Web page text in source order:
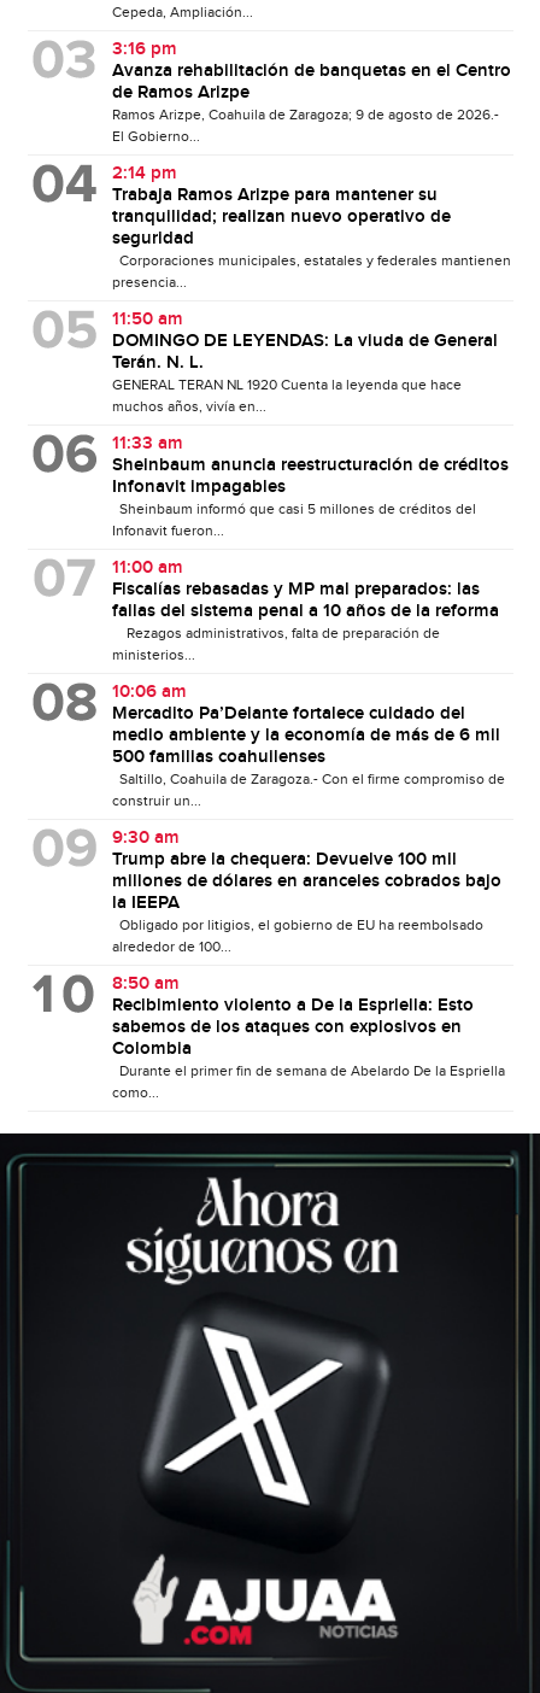
Cepeda, Ampliación...
3:16 pm
Avanza rehabilitación de banquetas en el Centro
de Ramos Arizpe
Ramos Arizpe, Coahuila de Zaragoza; 9 de agosto de 2026.-
El Gobierno...
2:14 pm
Trabaja Ramos Arizpe para mantener su
tranquilidad; realizan nuevo operativo de
seguridad
Corporaciones municipales, estatales y federales mantienen
presencia...
11:50 am
DOMINGO DE LEYENDAS: La viuda de General
Terán. N. L.
GENERAL TERAN NL 1920 Cuenta la leyenda que hace
muchos años, vivía en...
11:33 am
Sheinbaum anuncia reestructuración de créditos
Infonavit impagables
Sheinbaum informó que casi 5 millones de créditos del
Infonavit fueron...
11:00 am
Fiscalías rebasadas y MP mal preparados: las
fallas del sistema penal a 10 años de la reforma
Rezagos administrativos, falta de preparación de
ministerios...
10:06 am
Mercadito Pa’Delante fortalece cuidado del
medio ambiente y la economía de más de 6 mil
500 familias coahuilenses
Saltillo, Coahuila de Zaragoza.- Con el firme compromiso de
construir un...
9:30 am
Trump abre la chequera: Devuelve 100 mil
millones de dólares en aranceles cobrados bajo
la IEEPA
Obligado por litigios, el gobierno de EU ha reembolsado
alrededor de 100...
8:50 am
Recibimiento violento a De la Espriella: Esto
sabemos de los ataques con explosivos en
Colombia
Durante el primer fin de semana de Abelardo De la Espriella
como...